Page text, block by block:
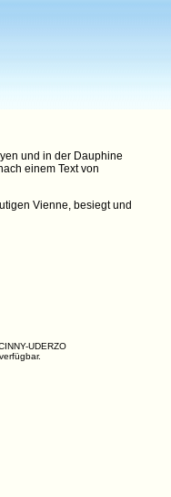
und in der Dauphine
einem Text von
Vienne, besiegt und
UDERZO
verfügbar.